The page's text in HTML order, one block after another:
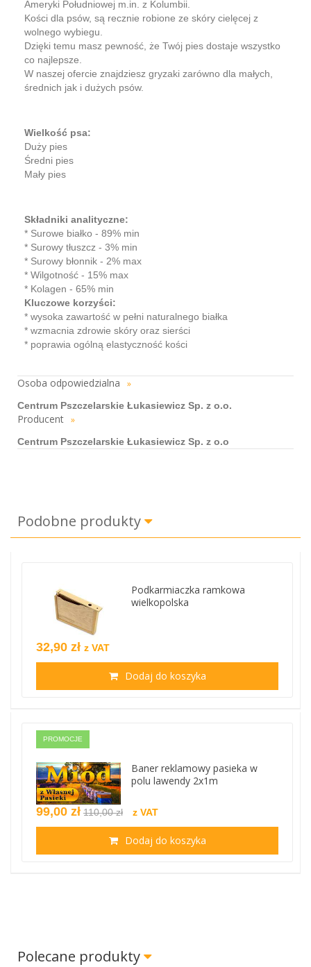
Ameryki Południowej m.in. z Kolumbii.
Kości dla psów, są recznie robione ze skóry cielęcej z
wolnego wybiegu.
Dzięki temu masz pewność, że Twój pies dostaje wszystko
co najlepsze.
W naszej ofercie znajdziesz gryzaki zarówno dla małych,
średnich jak i dużych psów.
Wielkość psa:
Duży pies
Średni pies
Mały pies
Składniki analityczne:
* Surowe białko - 89% min
* Surowy tłuszcz - 3% min
* Surowy błonnik - 2% max
* Wilgotność - 15% max
* Kolagen - 65% min
Kluczowe korzyści:
* wysoka zawartość w pełni naturalnego białka
* wzmacnia zdrowie skóry oraz sierści
* poprawia ogólną elastyczność kości
Osoba odpowiedzialna »
Centrum Pszczelarskie Łukasiewicz Sp. z o.o.
Producent »
Centrum Pszczelarskie Łukasiewicz Sp. z o.o
Podobne produkty
Podkarmiaczka ramkowa
wielkopolska
32,90 zł z VAT
Dodaj do koszyka
PROMOCJE
Baner reklamowy pasieka w
polu lawendy 2x1m
99,00 zł 110,00 zł z VAT
Dodaj do koszyka
Polecane produkty